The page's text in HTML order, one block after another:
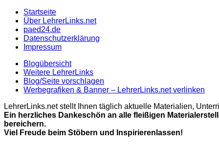
Startseite
Über LehrerLinks.net
paed24.de
Datenschutzerklärung
Impressum
Blogübersicht
Weitere LehrerLinks
Blog/Seite vorschlagen
Werbegrafiken & Banner – LehrerLinks.net verlinken
LehrerLinks.net stellt Ihnen täglich aktuelle Materialien,
Ein herzliches Dankeschön an alle fleißigen
bereichern.
Viel Freude beim Stöbern und Inspirierenlassen!